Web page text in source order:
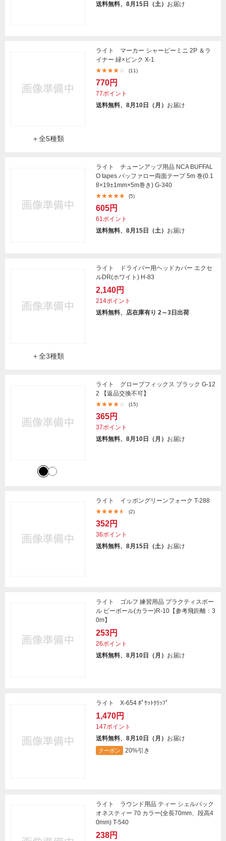
送料無料、8月15日（土） お届け
＋全5種類
ライト マーカー シャーピーミニ 2P ＆ラ
イナー 緑×ピンク X-1
(11)
770円
77ポイント
送料無料、8月10日（月） お届け
ライト チューンアップ用品 NCA BUFFAL
O tapes バッファロー両面テープ 5m 巻(0.1
8×19±1mm×5m巻き) G-340
(5)
605円
61ポイント
送料無料、8月15日（土） お届け
＋全3種類
ライト ドライバー用ヘッドカバー エクセ
ルDR(ホワイト) H-83
2,140円
214ポイント
送料無料、店在庫有り 2～3日出荷
ライト グローブフィックス ブラック G-12
2 【返品交換不可】
(15)
365円
37ポイント
送料無料、8月10日（月） お届け
ライト イッポングリーンフォーク T-288
(2)
352円
36ポイント
送料無料、8月15日（土） お届け
ライト ゴルフ 練習用品 プラクティスボー
ル ピーボール(カラー)R-10【参考飛距離：3
0m】
253円
26ポイント
送料無料、8月10日（月） お届け
ライト X-654 ﾎﾟｹｯﾄｸﾘｯﾌﾟ
1,470円
147ポイント
送料無料、8月10日（月） お届け
クーポン 20%引き
ライト ラウンド用品 ティー シェルパック
オネスティー 70 カラー(全長70mm、段高4
0mm) T-540
238円